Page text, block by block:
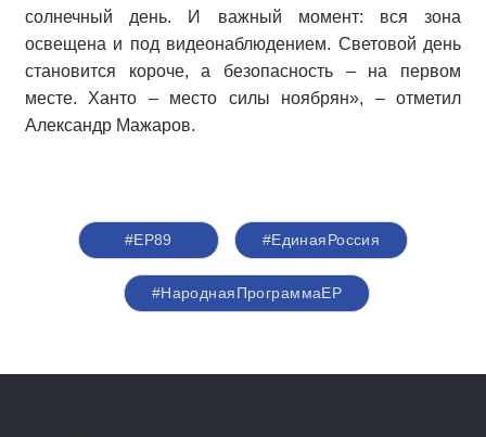
солнечный день. И важный момент: вся зона
освещена и под видеонаблюдением. Световой день
становится короче, а безопасность – на первом
месте. Ханто – место силы ноябрян», – отметил
Александр Мажаров.
#ЕР89 #‎ЕдинаяРоссия
#НароднаяПрограммаЕР